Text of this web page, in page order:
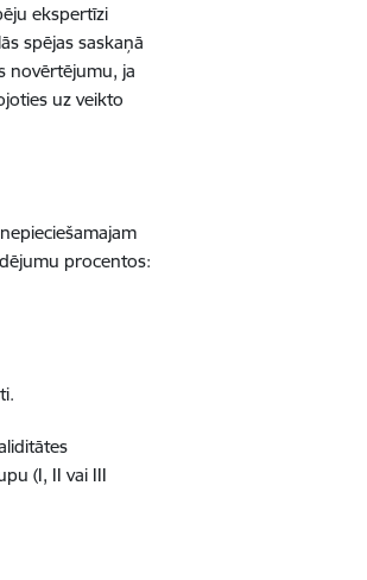
ekspertīzi
spējas saskaņā
novērtējumu, ja
uz veikto
procentos:
(I, II vai III